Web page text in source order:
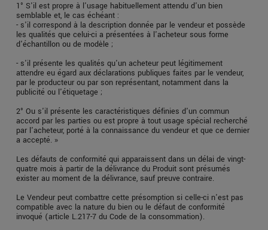
1° S'il est propre à l'usage habituellement attendu d'un bien
semblable et, le cas échéant :
- s'il correspond à la description donnée par le vendeur et possède
les qualités que celui-ci a présentées à l'acheteur sous forme
d'échantillon ou de modèle ;
- s'il présente les qualités qu'un acheteur peut légitimement
attendre eu égard aux déclarations publiques faites par le vendeur,
par le producteur ou par son représentant, notamment dans la
publicité ou l'étiquetage ;
2° Ou s'il présente les caractéristiques définies d'un commun
accord par les parties ou est propre à tout usage spécial recherché
par l'acheteur, porté à la connaissance du vendeur et que ce dernier
a accepté. »
Les défauts de conformité qui apparaissent dans un délai de vingt-
quatre mois à partir de la délivrance du Produit sont présumés
exister au moment de la délivrance, sauf preuve contraire.
Le Vendeur peut combattre cette présomption si celle-ci n'est pas
compatible avec la nature du bien ou le défaut de conformité
invoqué (article L.217-7 du Code de la consommation).